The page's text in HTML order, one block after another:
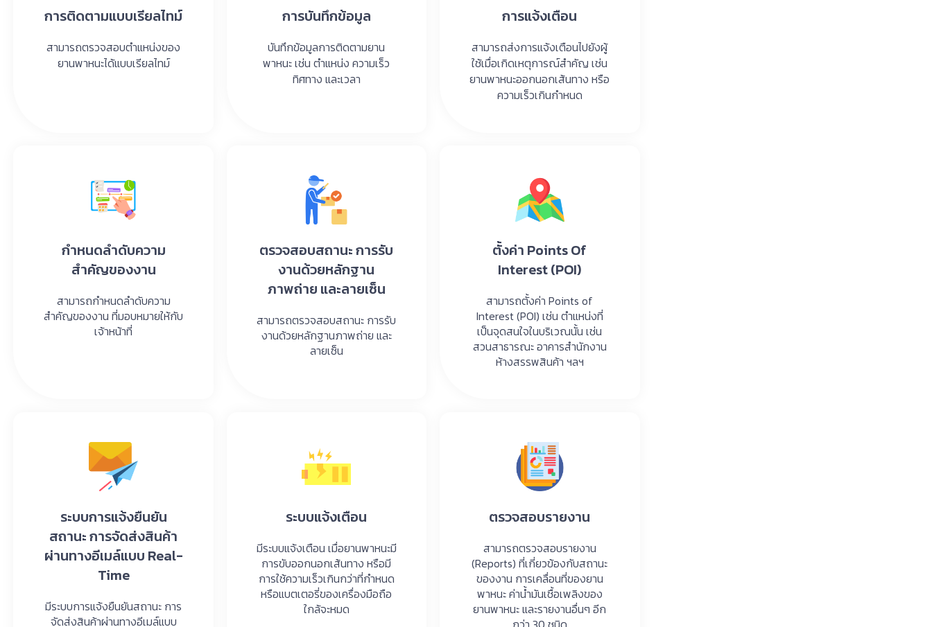
การติดตามแบบเรียลไทม์
สามารถตรวจสอบตำแหน่งของ
ยานพาหนะได้แบบเรียลไทม์
การบันทึกข้อมูล
บันทึกข้อมูลการติดตามยาน
พาหนะ เช่น ตำแหน่ง ความเร็ว
ทิศทาง และเวลา
การแจ้งเตือน
สามารถส่งการแจ้งเตือนไปยังผู้
ใช้เมื่อเกิดเหตุการณ์สำคัญ เช่น
ยานพาหนะออกนอกเส้นทาง หรือ
ความเร็วเกินกำหนด
กำหนดลำดับความ
สำคัญของงาน
สามารถกำหนดลำดับความ
สำคัญของงาน ที่มอบหมายให้กับ
เจ้าหน้าที่
ตรวจสอบสถานะ การรับ
งานด้วยหลักฐาน
ภาพถ่าย และลายเซ็น
สามารถตรวจสอบสถานะ การรับ
งานด้วยหลักฐานภาพถ่าย และ
ลายเซ็น
ตั้งค่า Points Of
Interest (POI)
สามารถตั้งค่า Points of
Interest (POI) เช่น ตำแหน่งที่
เป็นจุดสนใจในบริเวณนั้น เช่น
สวนสาธารณะ อาคารสำนักงาน
ห้างสรรพสินค้า ฯลฯ
ระบบการแจ้งยืนยัน
สถานะ การจัดส่งสินค้า
ผ่านทางอีเมล์แบบ Real-
Time
มีระบบการแจ้งยืนยันสถานะ การ
จัดส่งสินค้าผ่านทางอีเมล์แบบ
ระบบแจ้งเตือน
มีระบบแจ้งเตือน เมื่อยานพาหนะมี
การขับออกนอกเส้นทาง หรือมี
การใช้ความเร็วเกินกว่าที่กำหนด
หรือแบตเตอรี่ของเครื่องมือถือ
ใกล้จะหมด
ตรวจสอบรายงาน
สามารถตรวจสอบรายงาน
(Reports) ที่เกี่ยวข้องกับสถานะ
ของงาน การเคลื่อนที่ของยาน
พาหนะ ค่าน้ำมันเชื้อเพลิงของ
ยานพาหนะ และรายงานอื่นๆ อีก